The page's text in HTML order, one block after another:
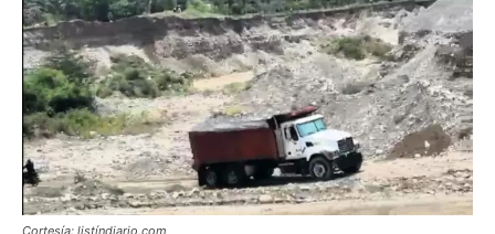
Cortesía: listíndiario.com